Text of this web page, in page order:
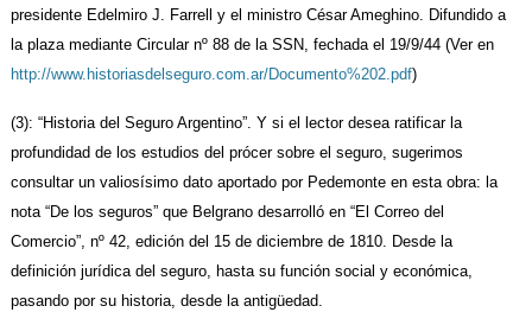
presidente Edelmiro J. Farrell y el ministro César Ameghino. Difundido a
la plaza mediante Circular nº 88 de la SSN, fechada el 19/9/44 (Ver en
http://www.historiasdelseguro.com.ar/Documento%202.pdf)
(3): “Historia del Seguro Argentino”. Y si el lector desea ratificar la
profundidad de los estudios del prócer sobre el seguro, sugerimos
consultar un valiosísimo dato aportado por Pedemonte en esta obra: la
nota “De los seguros” que Belgrano desarrolló en “El Correo del
Comercio”, nº42, edición del 15 de diciembre de 1810. Desde la
definición jurídica del seguro, hasta su función social y económica,
pasando por su historia, desde la antigüedad.